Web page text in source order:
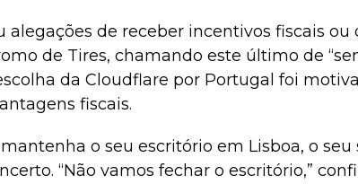
de receber incentivos fiscais ou
de Tires, chamando este último de
da Cloudflare por Portugal foi
fiscais.
o seu escritório em Lisboa, o
“Não vamos fechar o escritório,”